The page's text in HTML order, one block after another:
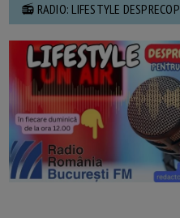
📻 RADIO: LIFESTYLE